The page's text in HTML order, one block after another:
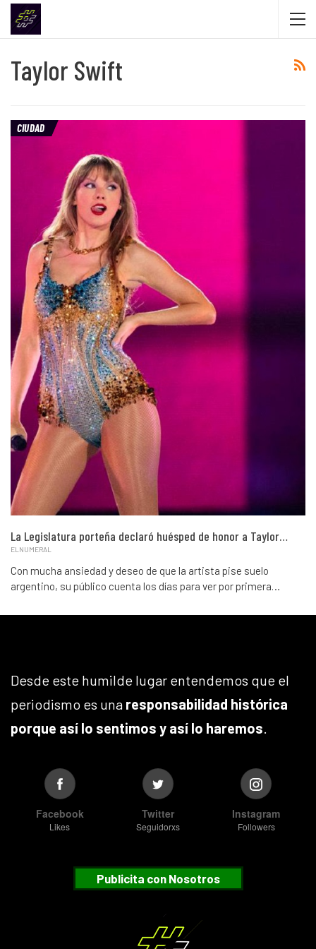
Taylor Swift
CIUDAD
La Legislatura porteña declaró huésped de honor a Taylor…
ELNUMERAL
Con mucha ansiedad y deseo de que la artista pise suelo
argentino, su público cuenta los días para ver por primera…
Desde este humilde lugar entendemos que el
periodismo es una responsabilidad histórica
porque así lo sentimos y así lo haremos.
Facebook
Likes
Twitter
Seguidorxs
Instagram
Followers
Publicita con Nosotros